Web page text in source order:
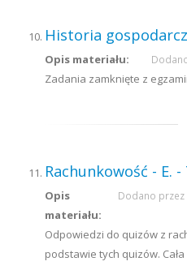
Historia
Opis materiału:
Zadania zamknięte z
Rachunkowość - E.
Dodano przez
Opis
materiału:
Odpowiedzi do quizów z
podstawie tych quizów.